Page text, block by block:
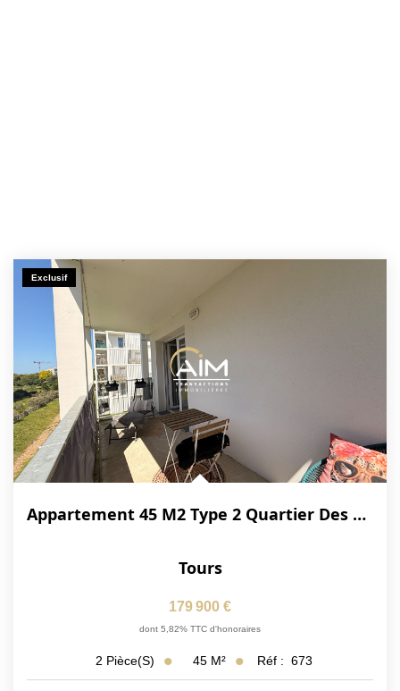
Exclusif
Appartement 45 M2 Type 2 Quartier Des 2 Lions - Terrasse -...
Tours
179 900 €
dont 5,82% TTC d'honoraires
2 Pièce(s) 45 M² Réf : 673